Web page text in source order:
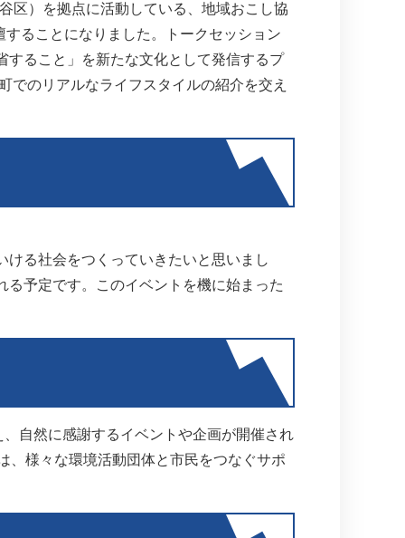
区）を拠点に活動している、地域おこし協
ることになりました。トークセッション
すること」を新たな文化として発信するプ
のリアルなライフスタイルの紹介を交え
る社会をつくっていきたいと思いまし
予定です。このイベントを機に始まった
自然に感謝するイベントや企画が開催され
、様々な環境活動団体と市民をつなぐサポ